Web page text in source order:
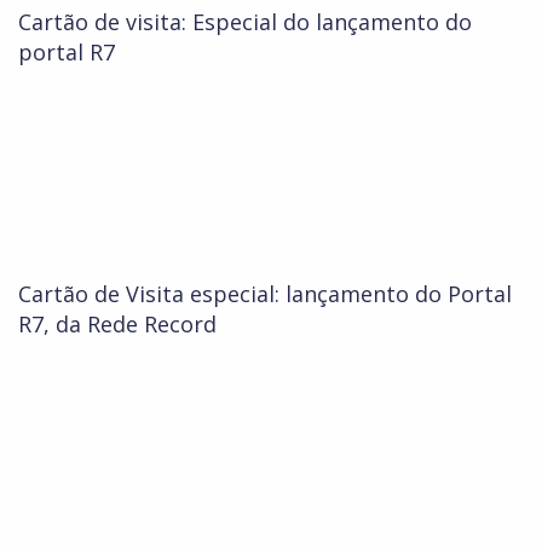
Cartão de visita: Especial do lançamento do
portal R7
Cartão de Visita especial: lançamento do Portal
R7, da Rede Record